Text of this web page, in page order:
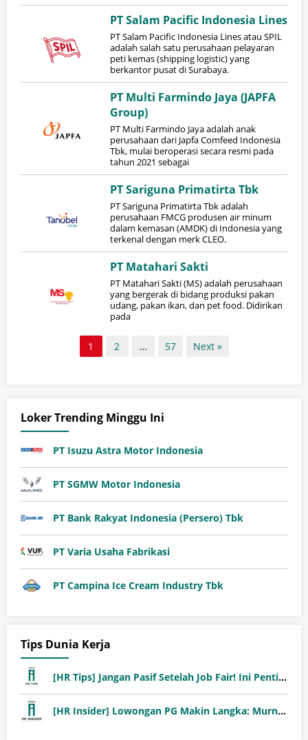
PT Salam Pacific Indonesia Lines
PT Salam Pacific Indonesia Lines atau SPIL
adalah salah satu perusahaan pelayaran
peti kemas (shipping logistic) yang
berkantor pusat di Surabaya.
PT Multi Farmindo Jaya (JAPFA
Group)
PT Multi Farmindo Jaya adalah anak
perusahaan dari Japfa Comfeed Indonesia
Tbk, mulai beroperasi secara resmi pada
tahun 2021 sebagai
PT Sariguna Primatirta Tbk
PT Sariguna Primatirta Tbk adalah
perusahaan FMCG produsen air minum
dalam kemasan (AMDK) di Indonesia yang
terkenal dengan merk CLEO.
PT Matahari Sakti
PT Matahari Sakti (MS) adalah perusahaan
yang bergerak di bidang produksi pakan
udang, pakan ikan, dan pet food. Didirikan
pada
1 2 … 57 Next »
Loker Trending Minggu Ini
PT Isuzu Astra Motor Indonesia
PT SGMW Motor Indonesia
PT Bank Rakyat Indonesia (Persero) Tbk
PT Varia Usaha Fabrikasi
PT Campina Ice Cream Industry Tbk
Tips Dunia Kerja
[HR Tips] Jangan Pasif Setelah Job Fair! Ini Pentingnya Follow-Up Setelah Job Fair
[HR Insider] Lowongan PG Makin Langka: Murni Seleksi atau Jalur Orang Dalam?